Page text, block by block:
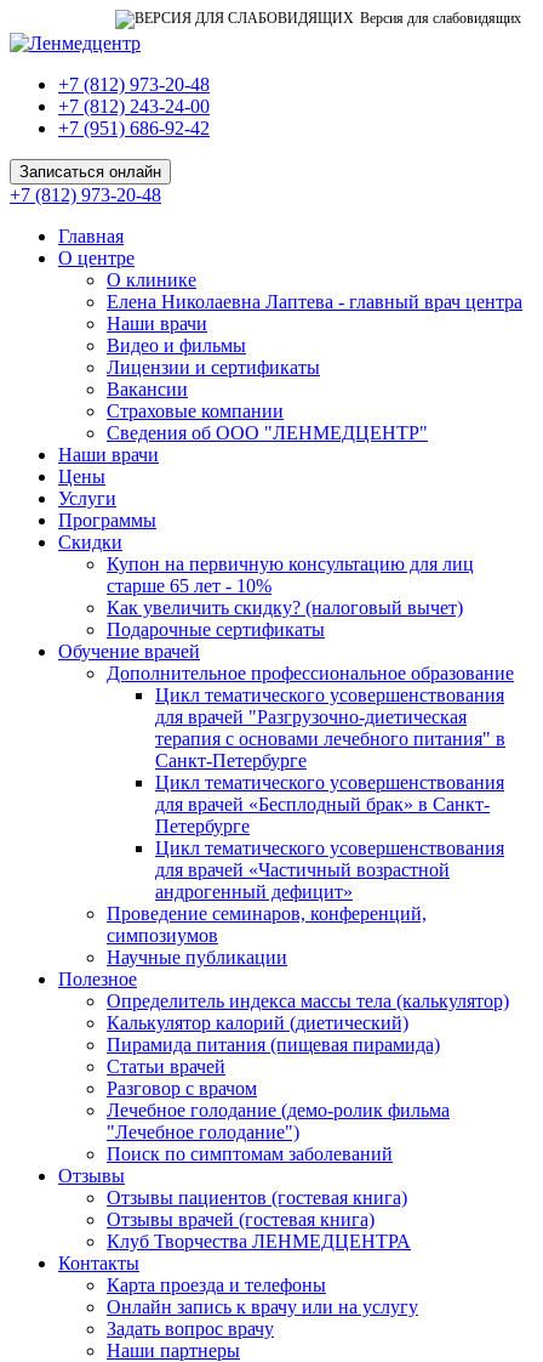
Версия для слабовидящих
+7 (812) 973-20-48
+7 (812) 243-24-00
+7 (951) 686-92-42
Записаться онлайн
+7 (812) 973-20-48
Главная
О центре
О клинике
Елена Николаевна Лаптева - главный врач центра
Наши врачи
Видео и фильмы
Лицензии и сертификаты
Вакансии
Страховые компании
Сведения об ООО "ЛЕНМЕДЦЕНТР"
Наши врачи
Цены
Услуги
Программы
Скидки
Купон на первичную консультацию для лиц
старше 65 лет - 10%
Как увеличить скидку? (налоговый вычет)
Подарочные сертификаты
Обучение врачей
Дополнительное профессиональное образование
Цикл тематического усовершенствования
для врачей "Разгрузочно-диетическая
терапия с основами лечебного питания" в
Санкт-Петербурге
Цикл тематического усовершенствования
для врачей «Бесплодный брак» в Санкт-
Петербурге
Цикл тематического усовершенствования
для врачей «Частичный возрастной
андрогенный дефицит»
Проведение семинаров, конференций,
симпозиумов
Научные публикации
Полезное
Определитель индекса массы тела (калькулятор)
Калькулятор калорий (диетический)
Пирамида питания (пищевая пирамида)
Статьи врачей
Разговор с врачом
Лечебное голодание (демо-ролик фильма
"Лечебное голодание")
Поиск по симптомам заболеваний
Отзывы
Отзывы пациентов (гостевая книга)
Отзывы врачей (гостевая книга)
Клуб Творчества ЛЕНМЕДЦЕНТРА
Контакты
Карта проезда и телефоны
Онлайн запись к врачу или на услугу
Задать вопрос врачу
Наши партнеры